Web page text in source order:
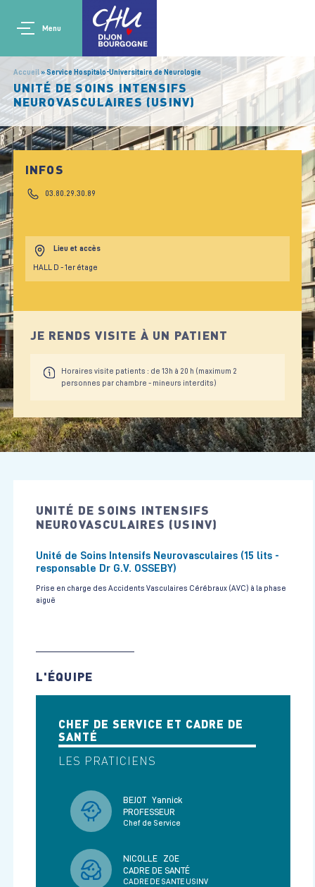
Aller au contenu principal
Main navigation
Menu
Accueil Service Hospitalo-Universitaire de Neurologie
UNITÉ DE SOINS INTENSIFS
NEUROVASCULAIRES (USINV)
INFOS
03.80.29.30.89
Lieu et accès
HALL D - 1er étage
JE RENDS VISITE À UN PATIENT
Horaires visite patients : de 13h à 20 h (maximum 2
personnes par chambre - mineurs interdits)
UNITÉ DE SOINS INTENSIFS
NEUROVASCULAIRES (USINV)
Unité de Soins Intensifs Neurovasculaires (15 lits -
responsable Dr G.V. OSSEBY)
Prise en charge des Accidents Vasculaires Cérébraux (AVC) à la phase
aiguë
L'ÉQUIPE
CHEF DE SERVICE ET CADRE DE
SANTÉ
LES PRATICIENS
BEJOT
Yannick
PROFESSEUR
Chef de Service
NICOLLE
ZOE
CADRE DE SANTÉ
CADRE DE SANTE USINV
Panneau de gestion des cookies